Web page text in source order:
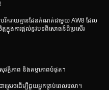
!
ករាយគ្មានដែនកំណត់ជាមួយ AW8 ដែល
តក្នុងការផ្តល់នូវបទពិសោធន៍ដ៏ប្រសើរ
លមានសុវត្ថិភាព និងតម្លាភាពបំផុត។
លួនជាស្រេចដើម្បីជួយអ្នកគ្រប់ពេលវេលា។